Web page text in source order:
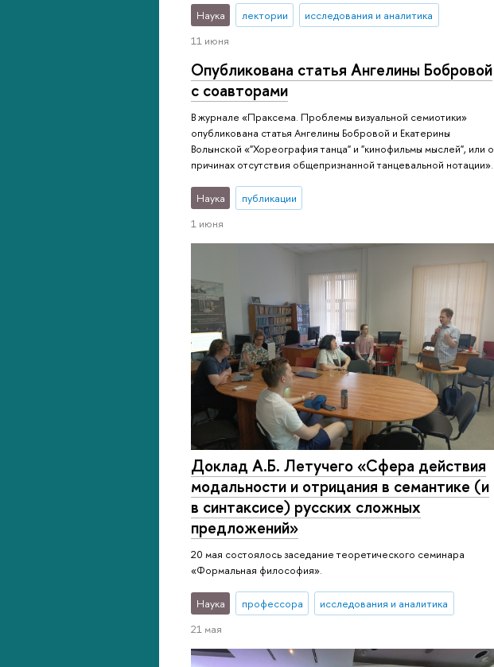
Наука лектории
исследования и аналитика
11 июня
Опубликована статья Ангелины Бобровой
с соавторами
В журнале «Праксема. Проблемы визуальной семиотики»
опубликована статья Ангелины Бобровой и Екатерины
Волынской «"Хореография танца" и "кинофильмы мыслей", или о
причинах отсутствия общепризнанной танцевальной нотации».
Наука
публикации
1 июня
Доклад А.Б. Летучего «Сфера действия
модальности и отрицания в семантике (и
в синтаксисе) русских сложных
предложений»
20 мая состоялось заседание теоретического семинара
«Формальная философия».
Наука профессора
исследования и аналитика
21 мая